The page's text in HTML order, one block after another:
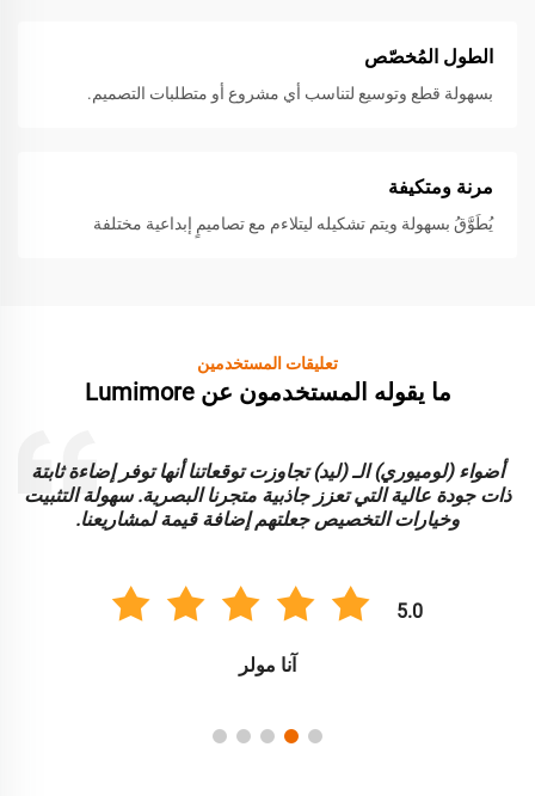
الطول المُخصّص
بسهولة قطع وتوسيع لتناسب أي مشروع أو متطلبات التصميم.
مرنة ومتكيفة
يُطَوَّقُ بسهولة ويتم تشكيله ليتلاءم مع تصاميمٍ إبداعية مختلفة
تعليقات المستخدمين
ما يقوله المستخدمون عن Lumimore
أضواء (لوميوري) الـ (ليد) تجاوزت توقعاتنا أنها توفر إضاءة ثابتة
ذات جودة عالية التي تعزز جاذبية متجرنا البصرية. سهولة التثبيت
وخيارات التخصيص جعلتهم إضافة قيمة لمشاريعنا.
5.0
آنا مولر